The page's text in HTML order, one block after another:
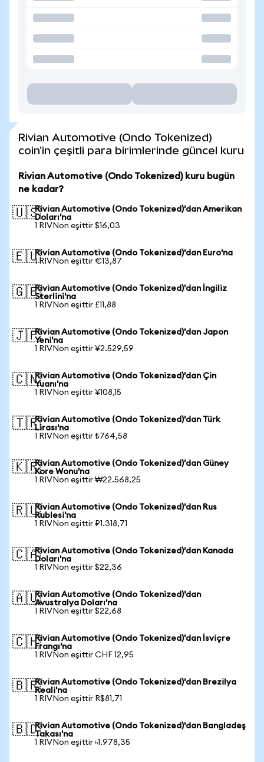
Rivian Automotive (Ondo Tokenized)
coin'in çeşitli para birimlerinde güncel kuru
Rivian Automotive (Ondo Tokenized) kuru bugün
ne kadar?
🇺🇸Rivian Automotive (Ondo Tokenized)'dan Amerikan
Doları'na
1 RIVNon eşittir $16,03
🇪🇺Rivian Automotive (Ondo Tokenized)'dan Euro'na
1 RIVNon eşittir €13,87
🇬🇧Rivian Automotive (Ondo Tokenized)'dan İngiliz
Sterlini'na
1 RIVNon eşittir £11,88
🇯🇵Rivian Automotive (Ondo Tokenized)'dan Japon
Yeni'na
1 RIVNon eşittir ¥2.529,59
🇨🇳Rivian Automotive (Ondo Tokenized)'dan Çin
Yuanı'na
1 RIVNon eşittir ¥108,15
🇹🇷Rivian Automotive (Ondo Tokenized)'dan Türk
Lirası'na
1 RIVNon eşittir ₺764,58
🇰🇷Rivian Automotive (Ondo Tokenized)'dan Güney
Kore Wonu'na
1 RIVNon eşittir ₩22.568,25
🇷🇺Rivian Automotive (Ondo Tokenized)'dan Rus
Rublesi'na
1 RIVNon eşittir ₽1.318,71
🇨🇦Rivian Automotive (Ondo Tokenized)'dan Kanada
Doları'na
1 RIVNon eşittir $22,36
🇦🇺Rivian Automotive (Ondo Tokenized)'dan
Avustralya Doları'na
1 RIVNon eşittir $22,68
🇨🇭Rivian Automotive (Ondo Tokenized)'dan İsviçre
Frangı'na
1 RIVNon eşittir CHF 12,95
🇧🇷Rivian Automotive (Ondo Tokenized)'dan Brezilya
Reali'na
1 RIVNon eşittir R$81,71
🇧🇩Rivian Automotive (Ondo Tokenized)'dan Bangladeş
Takası'na
1 RIVNon eşittir ৳1.978,35